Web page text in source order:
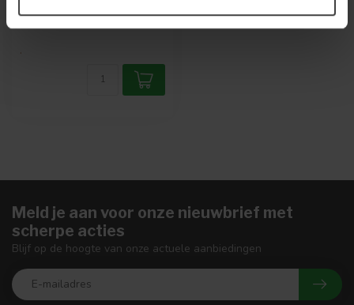
.
Meld je aan voor onze nieuwbrief met
scherpe acties
Blijf op de hoogte van onze actuele aanbiedingen